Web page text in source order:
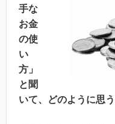
手な
お金
の使
い
方」
と聞
いて、どのように思